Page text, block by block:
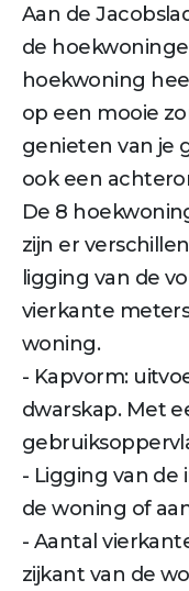
Aan de
de
hoekwoning
op een mooie
genieten van je
ook een
De 8
zijn er
ligging van de
vierkante
woning.
- Kapvorm:
dwarskap. Met
- Ligging van de
de woning of
- Aantal
zijkant van de